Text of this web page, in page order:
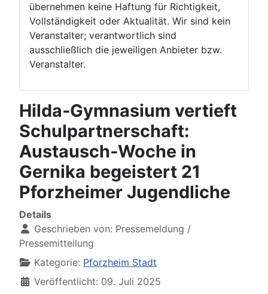
übernehmen keine Haftung für Richtigkeit,
Vollständigkeit oder Aktualität. Wir sind kein
Veranstalter; verantwortlich sind
ausschließlich die jeweiligen Anbieter bzw.
Veranstalter.
Hilda‑Gymnasium vertieft
Schulpartnerschaft:
Austausch‑Woche in
Gernika begeistert 21
Pforzheimer Jugendliche
Details
Geschrieben von: Pressemeldung /
Pressemitteilung
Kategorie: Pforzheim Stadt
Veröffentlicht: 09. Juli 2025